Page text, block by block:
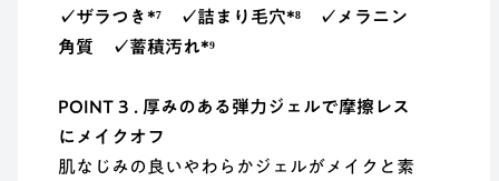
✓ザラつき*⁷ ✓詰まり毛穴*⁸ ✓メラニン
角質 ✓蓄積汚れ*⁹
POINT 3 . 厚みのある弾力ジェルで摩擦レス
にメイクオフ
肌なじみの良いやわらかジェルがメイクと素